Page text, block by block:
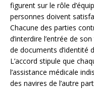
figurent sur le rôle
personnes doivent
Chacune des parties
d’interdire l’entrée de
de documents d’identité
L’accord stipule que
l’assistance médicale
des navires de l’autre